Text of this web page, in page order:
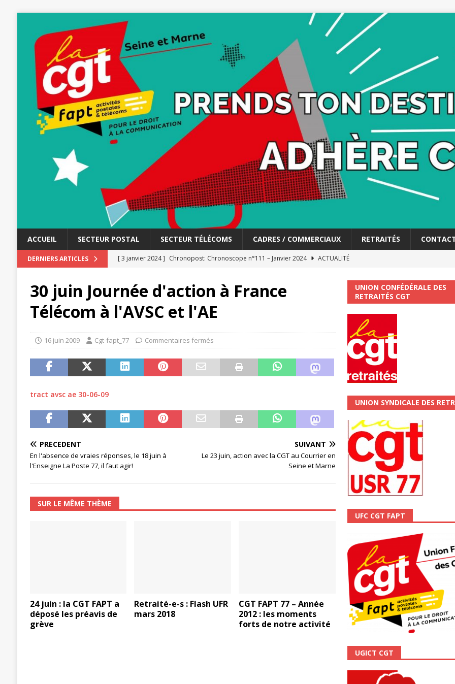
ACCUEIL SECTEUR POSTAL SECTEUR TÉLÉCOMS CADRES / COMMERCIAUX RETRAITÉS
DERNIERS ARTICLES [ 3 janvier 2024 ] Chronopost: Chronoscope n°111 – Janvier 2024
ACTUALITÉ
[ 20 novembre 2023 ]
ACTUALITÉ
[ 15 novembre 2023 ] Postières – Postiers Gardons la main sur nos congés !
[ 3 avril 2026 ] Mutuelle : encore des changements et…. des augmentations pour les salariéS !!!
POSTAL
[ 19 septembre 2025 ] La Poste -Projet de développement de la Direction Commerciale DDCE/Télévente :
[ 16 septembre 2025 ]
La Poste – Activités Sociales et Culturelles : Un droit, pas un cadeau !
POSTAL
AUTRES TRACTS
[ 27 avril 2024 ]
30 juin Journée d'action à France
Télécom à l'AVSC et l'AE
16 juin 2009 Cgt-fapt_77 Commentaires fermés
tract avsc ae 30-06-09
PRÉCÉDENT
En l'absence de vraies réponses, le 18 juin à
l'Enseigne La Poste 77, il faut agir!
SUIVANT
Le 23 juin, action avec la CGT au Courrier en
Seine et Marne
SUR LE MÊME THÈME
24 juin : la CGT FAPT a
déposé les préavis de
grève
Retraité-e-s : Flash UFR
mars 2018
CGT FAPT 77 – Année
2012 : les moments
forts de notre activité
UNION CONFÉDÉRALE DES
RETRAITÉS CGT
UNION SYNDICALE DES
UFC CGT FAPT
UGICT CGT